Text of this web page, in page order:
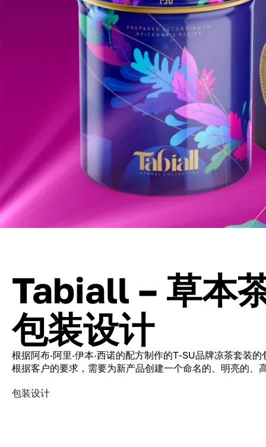
Tabiall – 草本
包装设计
根据阿布·阿里·伊本·西诺的配方制作的T-SU品牌凉茶套装
根据客户的要求，需要为新产品创建一个命名的、明亮的、
包装设计